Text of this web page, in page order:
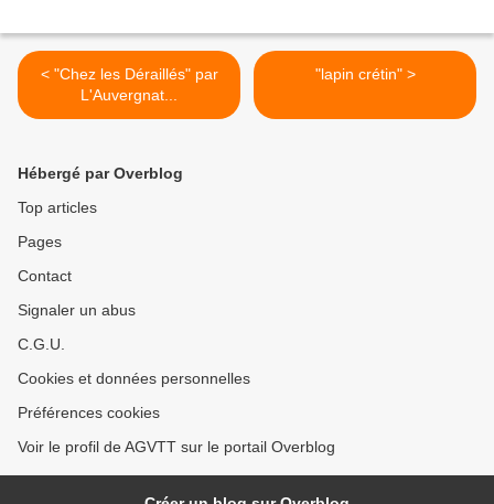
< "Chez les Déraillés" par
L'Auvergnat...
"lapin crétin" >
Hébergé par Overblog
Top articles
Pages
Contact
Signaler un abus
C.G.U.
Cookies et données personnelles
Préférences cookies
Voir le profil de AGVTT sur le portail Overblog